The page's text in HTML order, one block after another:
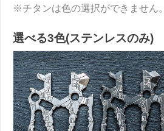
※チタンは色の選択ができません。
選べる3色(ステンレスのみ)